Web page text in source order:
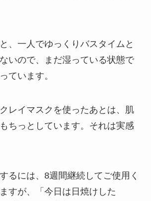
、一人でゆっくりバスタイムと
いので、まだ湿っている状態で
ています。
レイマスクを使ったあとは、肌
ちっとしています。それは実感
るには、8週間継続してご使用く
すが、「今日は日焼けした